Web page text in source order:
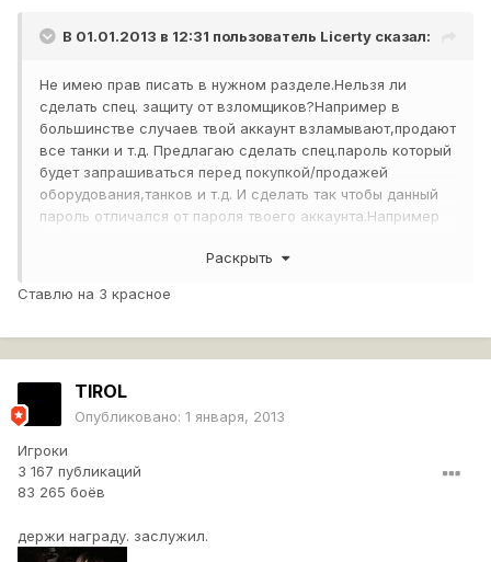
В 01.01.2013 в 12:31 пользователь Licerty сказал:
Не имею прав писать в нужном разделе.Нельзя ли
сделать спец. защиту от взломщиков?Например в
большинстве случаев твой аккаунт взламывают,продают
все танки и т.д. Предлагаю сделать спец.пароль который
будет запрашиваться перед покупкой/продажей
оборудования,танков и т.д. И сделать так чтобы данный
пароль отличался от пароля твоего аккаунта.Например
32152626fsadsda.Думаю это хорошая идея + это
времени),взломщик думает что взломал ваш акк,имеет
?
Раскрыть
Ставлю на 3 красное
TIROL
Опубликовано: 1 января, 2013
Игроки
3 167 публикаций
83 265 боёв
держи награду. заслужил.